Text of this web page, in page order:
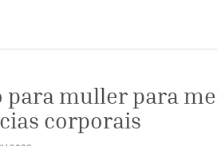
para muller para
corporais